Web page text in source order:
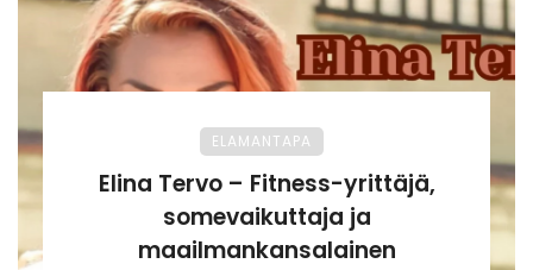
ELAMANTAPA
Elina Tervo – Fitness-yrittäjä,
somevaikuttaja ja
maailmankansalainen